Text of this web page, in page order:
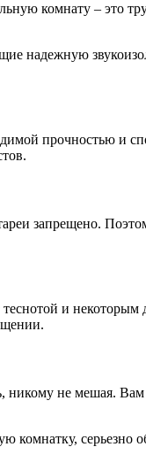
комнату – это
надежную
прочностью и
запрещено.
и некоторым
никому не мешая.
комнатку, серьезно